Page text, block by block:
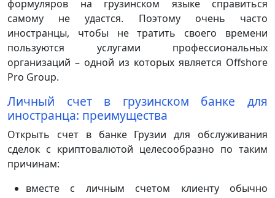
формуляров на грузинском языке справиться
самому не удастся. Поэтому очень часто
иностранцы, чтобы не тратить своего времени
пользуются услугами профессиональных
организаций – одной из которых является Offshore
Pro Group.
Личный счет в грузинском банке для
иностранца: преимущества
Открыть счет в банке Грузии для обслуживания
сделок с криптовалютой целесообразно по таким
причинам:
вместе с личным счетом клиенту обычно